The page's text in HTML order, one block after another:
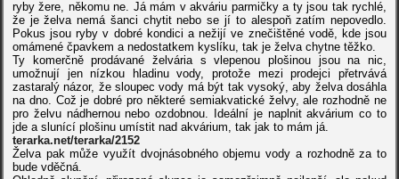
ryby žere, někomu ne. Já mám v akváriu parmičky a ty jsou tak rychlé,
že je želva nemá šanci chytit nebo se jí to alespoň zatím nepovedlo.
Pokus jsou ryby v dobré kondici a nežijí ve znečištěné vodě, kde jsou
omámené čpavkem a nedostatkem kyslíku, tak je želva chytne těžko.
Ty komerčně prodávané želvária s vlepenou plošinou jsou na nic,
umožnují jen nízkou hladinu vody, protože mezi prodejci přetrvává
zastaralý názor, že sloupec vody má být tak vysoký, aby želva dosáhla
na dno. Což je dobré pro některé semiakvatické želvy, ale rozhodně ne
pro želvu nádhernou nebo ozdobnou. Ideální je naplnit akvárium co to
jde a slunící plošinu umístit nad akvárium, tak jak to mám já.
terarka.net/terarka/2152
Želva pak může využít dvojnásobného objemu vody a rozhodně za to
bude vděčná.